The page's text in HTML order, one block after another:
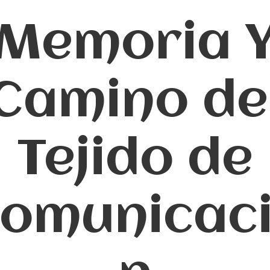
Tejido de